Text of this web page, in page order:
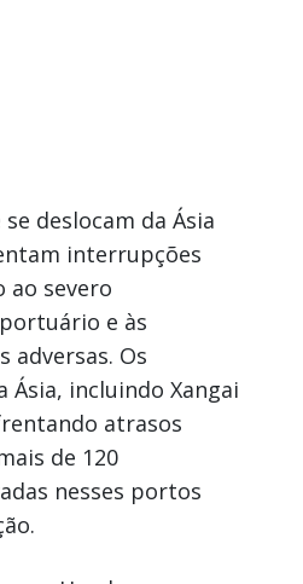
deslocam da Ásia
interrupções
ao severo
e às
adversas. Os
incluindo Xangai
atrasos
de 120
nesses portos